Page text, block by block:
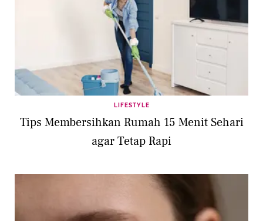
LIFESTYLE
Tips Membersihkan Rumah 15 Menit Sehari
agar Tetap Rapi